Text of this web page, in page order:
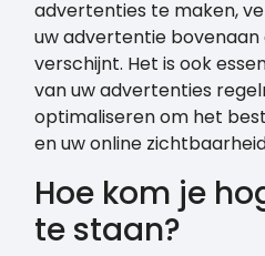
advertenties te maken,
uw advertentie
verschijnt. Het is ook
van uw advertenties
optimaliseren om het
en uw online
Hoe kom je
te staan?